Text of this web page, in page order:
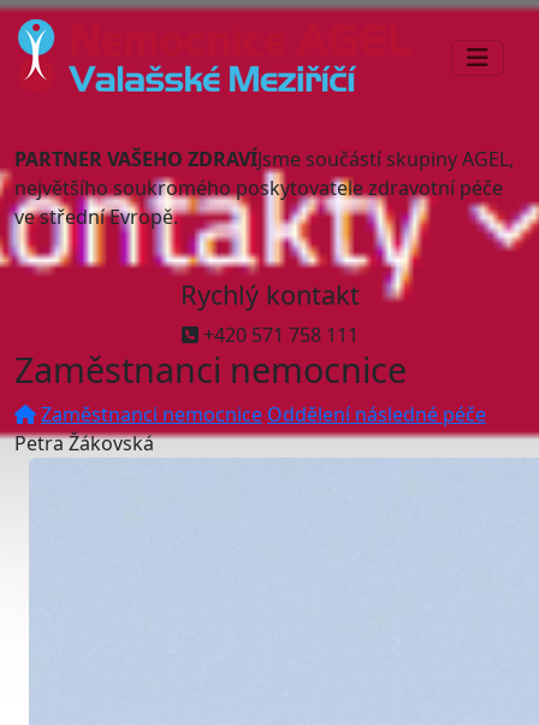
PARTNER VAŠEHO ZDRAVÍJsme součástí skupiny AGEL,
největšího soukromého poskytovatele zdravotní péče
ve střední Evropě.
Rychlý kontakt
+420 571 758 111
Zaměstnanci nemocnice
Zaměstnanci nemocnice Oddělení následné péče
Petra Žákovská